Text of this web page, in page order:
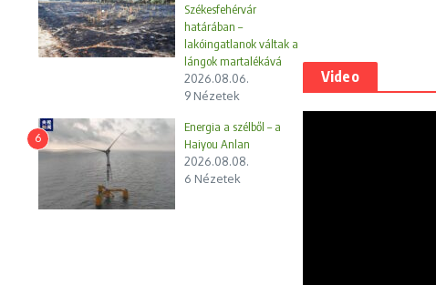
Székesfehérvár
határában –
lakóingatlanok váltak a
lángok martalékává
2026.08.06.
9 Nézetek
6
Energia a szélből – a
Haiyou Anlan
2026.08.08.
6 Nézetek
Video